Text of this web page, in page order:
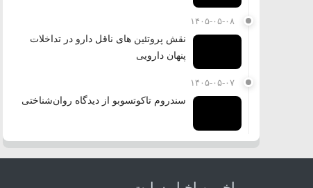
۱۴۰۵-۰۵-۰۸
نقش پروتئین های ناقل دارو در تداخلات
پنهان دارویی
۱۴۰۵-۰۵-۰۷
سندروم تاکوتسوبو از دیدگاه روان‌شناختی